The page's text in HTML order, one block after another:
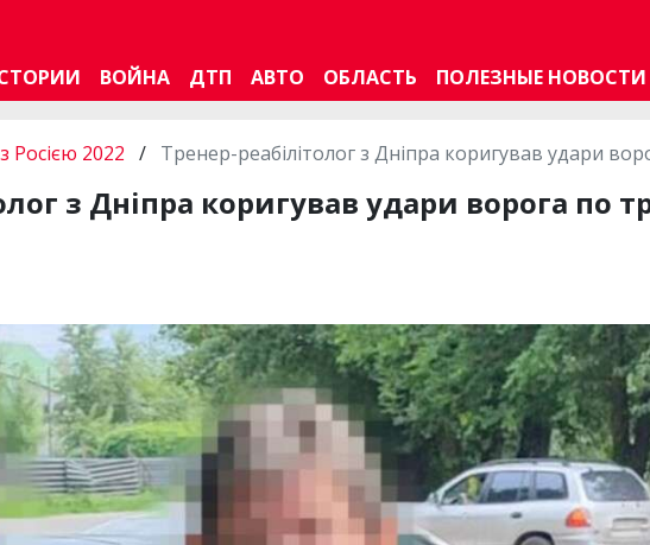
ВОЙНА ДТП АВТО ОБЛАСТЬ ПОЛЕЗНЫЕ НОВОСТИ
Росією 2022 / Тренер-реабілітолог з Дніпра коригував удари
з Дніпра коригував удари ворога по